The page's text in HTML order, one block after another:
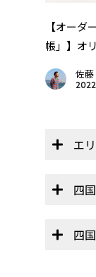
【オー
帳」】オ
佐
エ
四
四